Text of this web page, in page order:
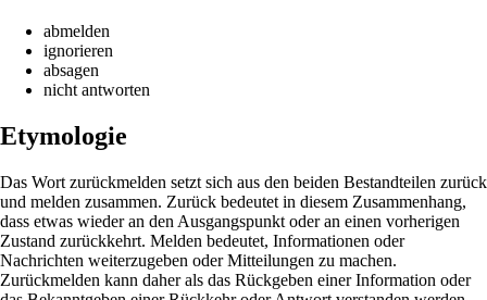
abmelden
ignorieren
absagen
nicht antworten
Etymologie
Das Wort zurückmelden setzt sich aus den beiden Bestandteilen zurück
und melden zusammen. Zurück bedeutet in diesem Zusammenhang,
dass etwas wieder an den Ausgangspunkt oder an einen vorherigen
Zustand zurückkehrt. Melden bedeutet, Informationen oder
Nachrichten weiterzugeben oder Mitteilungen zu machen.
Zurückmelden kann daher als das Rückgeben einer Information oder